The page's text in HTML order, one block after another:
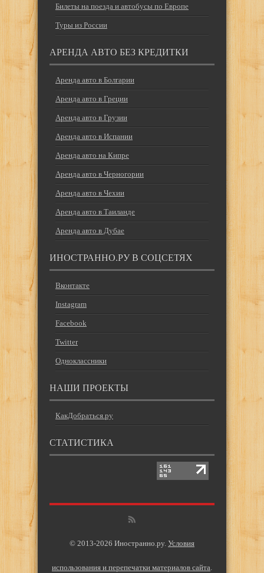
Билеты на поезда и автобусы по Европе
Туры из России
АРЕНДА АВТО БЕЗ КРЕДИТКИ
Аренда авто в Болгарии
Аренда авто в Греции
Аренда авто в Грузии
Аренда авто в Испании
Аренда авто на Кипре
Аренда авто в Черногории
Аренда авто в Чехии
Аренда авто в Таиланде
Аренда авто в Дубае
ИНОСТРАННО.РУ В СОЦСЕТЯХ
Вконтакте
Instagram
Facebook
Twitter
Одноклассники
НАШИ ПРОЕКТЫ
КакДобраться.ру
СТАТИСТИКА
© 2013-2026 Иностранно.ру. Условия
использования и перепечатки материалов сайта.